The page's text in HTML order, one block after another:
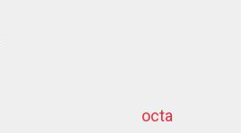
octa
dziļurbums